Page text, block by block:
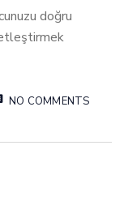
doğru
NO COMMENTS